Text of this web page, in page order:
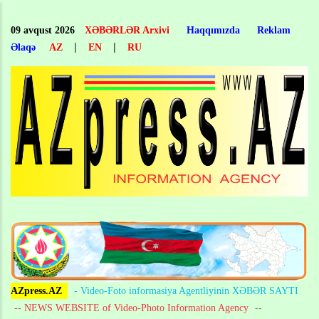
main
content
09 avqust 2026 XƏBƏRLƏR Arxivi Haqqımızda
Reklam
Əlaqə
AZ | EN | RU
AZpress.AZ
- Video-Foto informasiya Agentliyinin XƏBƏR SAYTI
-- NEWS WEBSITE of Video-Photo Information Agency --